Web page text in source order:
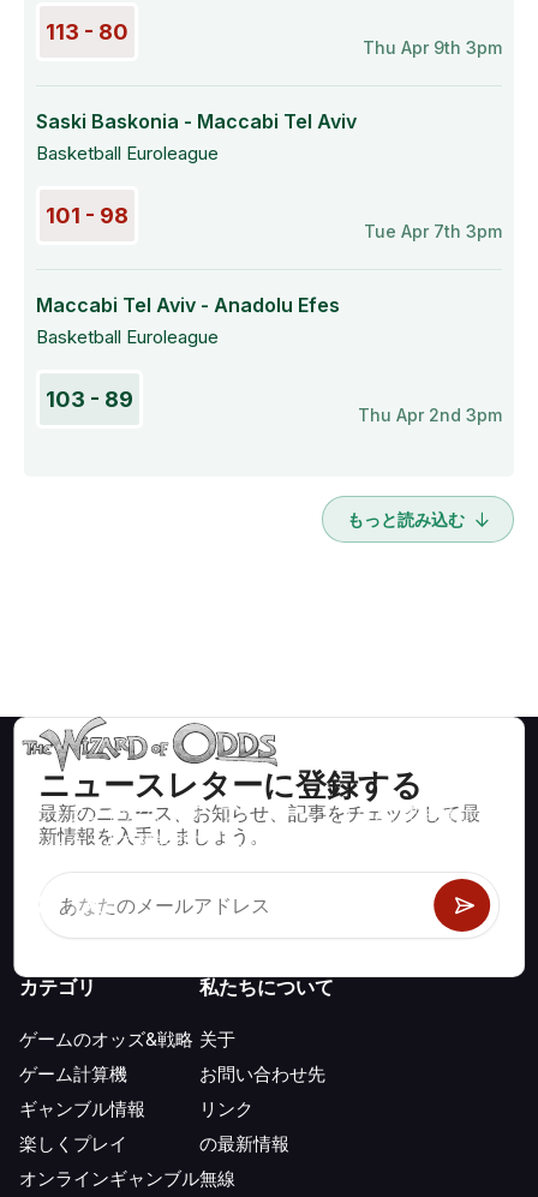
113 - 80
Thu Apr 9th 3pm
Saski Baskonia - Maccabi Tel Aviv
Basketball Euroleague
101 - 98
Tue Apr 7th 3pm
Maccabi Tel Aviv - Anadolu Efes
Basketball Euroleague
103 - 89
Thu Apr 2nd 3pm
もっと読み込む
ニュースレターに登録する
最新のニュース、お知らせ、記事をチェックして最
新情報を入手しましょう。
ブラックジャック、クラップス、ルーレットなど、数百種類の
カジノゲームで数学的に正しい戦略と情報。
カテゴリ
ゲームのオッズ&戦略
ゲーム計算機
ギャンブル情報
楽しくプレイ
オンラインギャンブル
私たちについて
关于
お問い合わせ先
リンク
の最新情報
無線